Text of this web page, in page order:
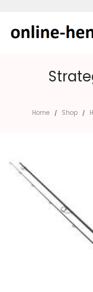
Home / Shop /